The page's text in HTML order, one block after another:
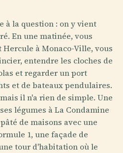
à la question : on y vient
En une matinée, vous
à Monaco-Ville, vous
entendre les cloches de
et regarder un port
et de bateaux pendulaires.
il n'a rien de simple. Une
légumes à La Condamine
de maisons avec une
1, une façade de
tour d'habitation où le